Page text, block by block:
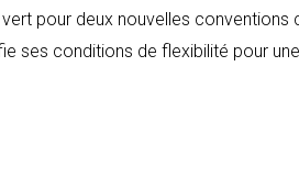
vert pour deux nouvelles conventions
ses conditions de flexibilité pour